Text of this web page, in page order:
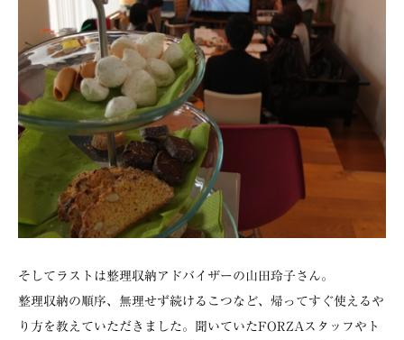
そしてラストは整理収納アドバイザーの山田玲子さん。
整理収納の順序、無理せず続けるこつなど、帰ってすぐ使えるや
り方を教えていただきました。聞いていたFORZAスタッフやト